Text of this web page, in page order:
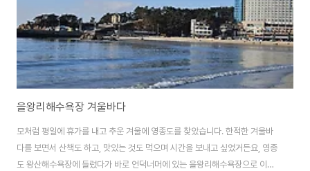
을왕리해수욕장 겨울바다
모처럼 평일에 휴가를 내고 추운 겨울에 영종도를 찾았습니다. 한적한 겨울바
다를 보면서 산책도 하고, 맛있는 것도 먹으며 시간을 보내고 싶었거든요, 영종
도 왕산해수욕장에 들렀다가 바로 언덕너머에 있는 을왕리해수욕장으로 이동